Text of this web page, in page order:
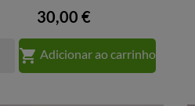
VISTA RÁPIDA
Preço
30,00 €
 Adicionar ao carrinho